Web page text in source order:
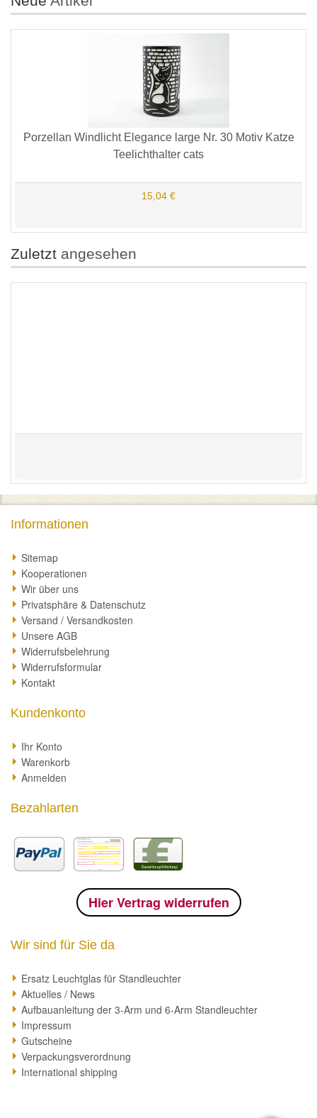
Porzellan Windlicht Elegance large Nr. 30 Motiv Katze
Teelichthalter cats
15,04 €
Zuletzt angesehen
Informationen
Sitemap
Kooperationen
Wir über uns
Privatsphäre & Datenschutz
Versand / Versandkosten
Unsere AGB
Widerrufsbelehrung
Widerrufsformular
Kontakt
Kundenkonto
Ihr Konto
Warenkorb
Anmelden
Bezahlarten
Hier Vertrag widerrufen
Wir sind für Sie da
Ersatz Leuchtglas für Standleuchter
Aktuelles / News
Aufbauanleitung der 3-Arm und 6-Arm Standleuchter
Impressum
Gutscheine
Verpackungsverordnung
International shipping